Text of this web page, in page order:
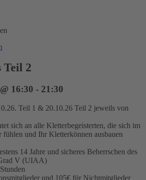
Teil 2
16:30 - 21:30
Teil 1 & 20.10.26 Teil 2 jeweils von
sich an alle Kletterbegeisterten, die sich im
fühlen und Ihr Kletterkönnen ausbauen
14 Jahre und sicheres Beherrschen des
V (UIAA)
und 105€ für Nichtmitglieder